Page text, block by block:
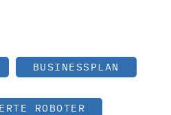
BUSINESSPLAN
ROBOTER